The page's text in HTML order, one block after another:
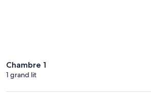
Chambre 1
1 grand lit